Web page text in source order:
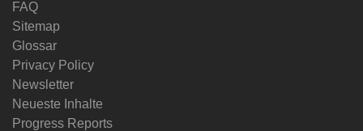
FAQ
Sitemap
Glossar
Privacy Policy
Newsletter
Neueste Inhalte
Progress Reports